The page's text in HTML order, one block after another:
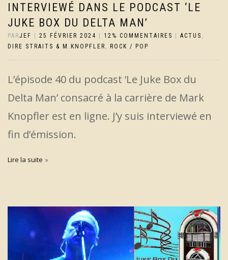
INTERVIEWÉ DANS LE PODCAST ‘LE
JUKE BOX DU DELTA MAN’
PARJEF 25 FÉVRIER 2024 12% COMMENTAIRES ACTUS ,
DIRE STRAITS & M.KNOPFLER , ROCK / POP
L’épisode 40 du podcast ‘Le Juke Box du
Delta Man’ consacré à la carrière de Mark
Knopfler est en ligne. J’y suis interviewé en
fin d’émission.
Lire la suite